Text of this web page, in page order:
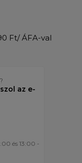
Ft/ ÁFA-val
az e-
és 13:00 -